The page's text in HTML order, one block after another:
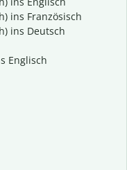
ins Französisch
ins Deutsch
Englisch